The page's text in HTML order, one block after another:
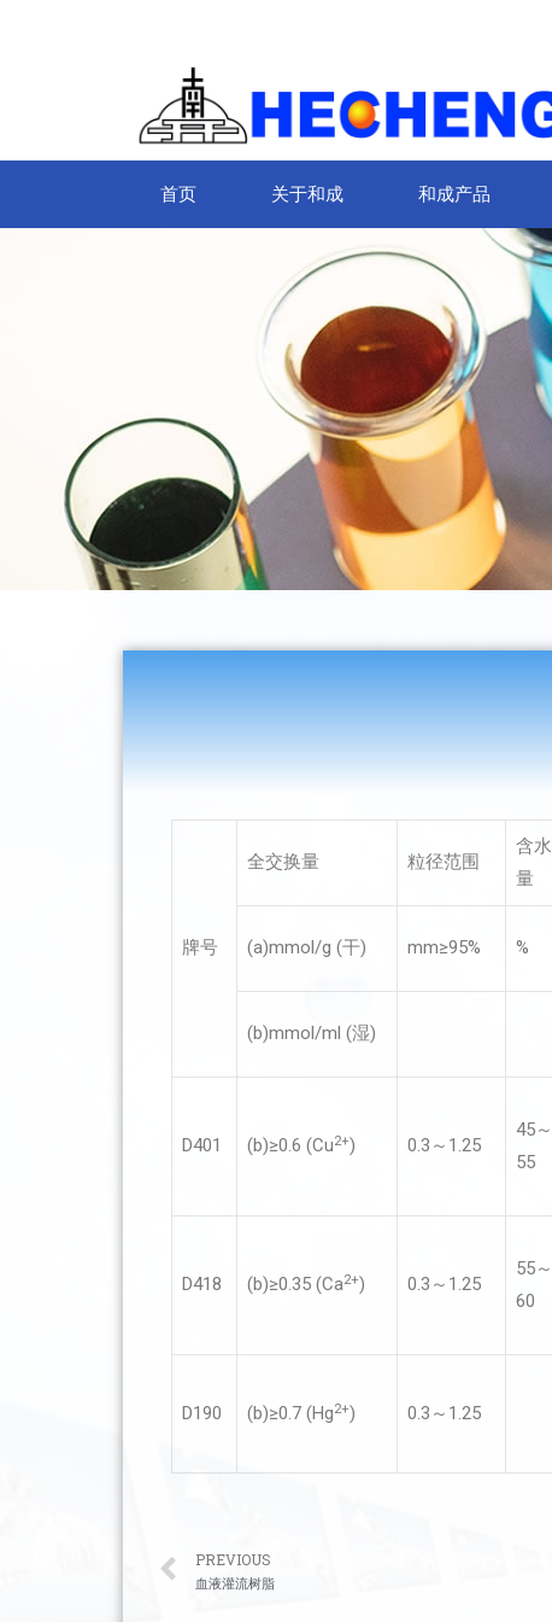
首页 关于和成 和成产品
牌号
全交换量 粒径范围
含水
量
(a)mmol/g (干) mm≥95% %
(b)mmol/ml (湿)
D401 (b)≥0.6 (Cu2+) 0.3～1.25
45～
55
D418 (b)≥0.35 (Ca2+) 0.3～1.25
55～
60
D190 (b)≥0.7 (Hg2+) 0.3～1.25
PREVIOUS
血液灌流树脂